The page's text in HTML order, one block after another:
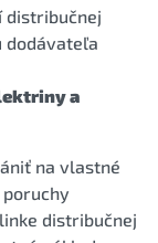
distribučnej
dodávateľa
a
na vlastné
distribučnej